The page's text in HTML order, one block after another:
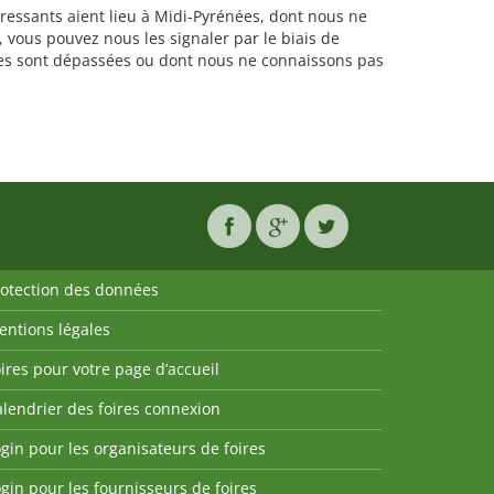
aient lieu à Midi-Pyrénées, dont nous ne
pouvez nous les signaler par le biais de
dépassées ou dont nous ne connaissons pas
des données
légales
pour votre page d’accueil
des foires connexion
pour les organisateurs de foires
pour les fournisseurs de foires